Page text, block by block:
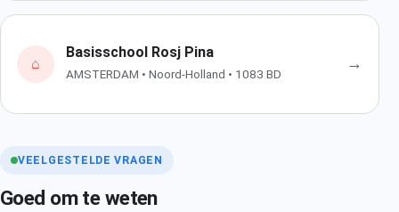
⌂
Basisschool Rosj Pina
AMSTERDAM • Noord-Holland • 1083 BD
→
VEELGESTELDE VRAGEN
Goed om te weten